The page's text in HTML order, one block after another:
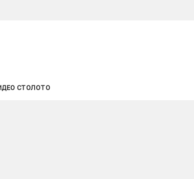
СТОЛОТО